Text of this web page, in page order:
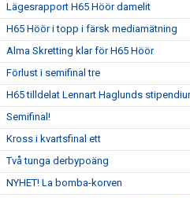
Lägesrapport H65 Höör damelit
H65 Höör i topp i färsk mediamätning
Alma Skretting klar för H65 Höör
Förlust i semifinal tre
H65 tilldelat Lennart Haglunds
Semifinal!
Kross i kvartsfinal ett
Två tunga derbypoäng
NYHET! La bomba-korven